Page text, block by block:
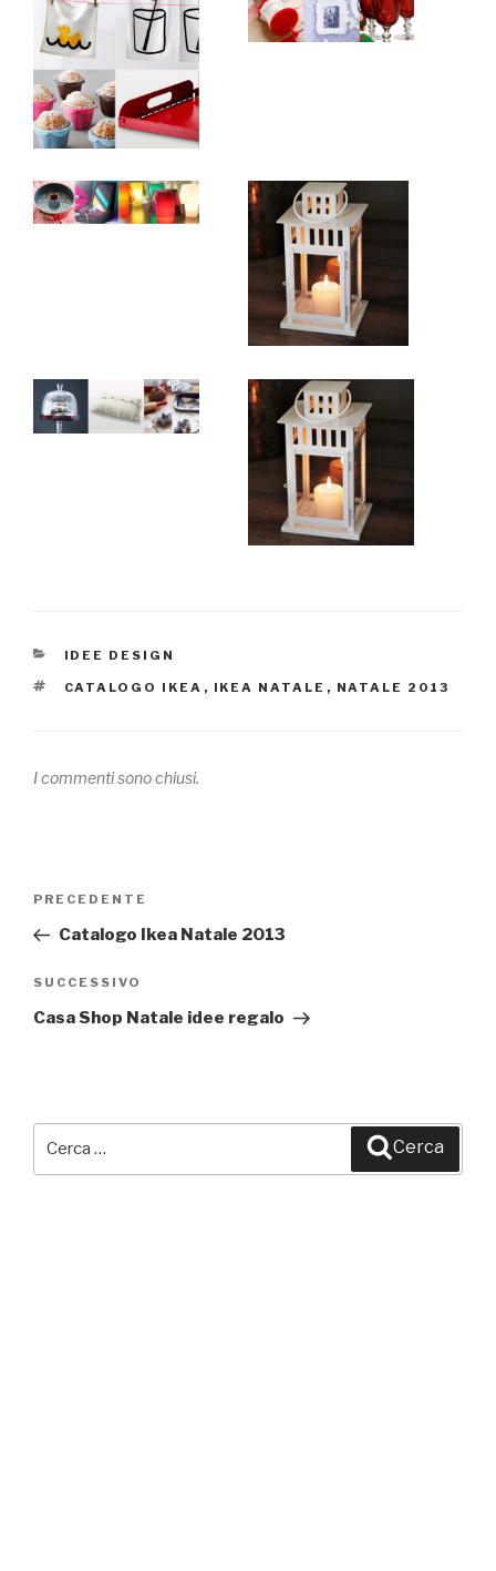
CATEGORIE
IDEE DESIGN
TAG
CATALOGO IKEA , IKEA NATALE , NATALE 2013
I commenti sono chiusi.
Navigazione
Articolo
precedente:
PRECEDENTE
Catalogo Ikea Natale 2013
Articolo
successivo
SUCCESSIVO
Casa Shop Natale idee regalo
Cerca